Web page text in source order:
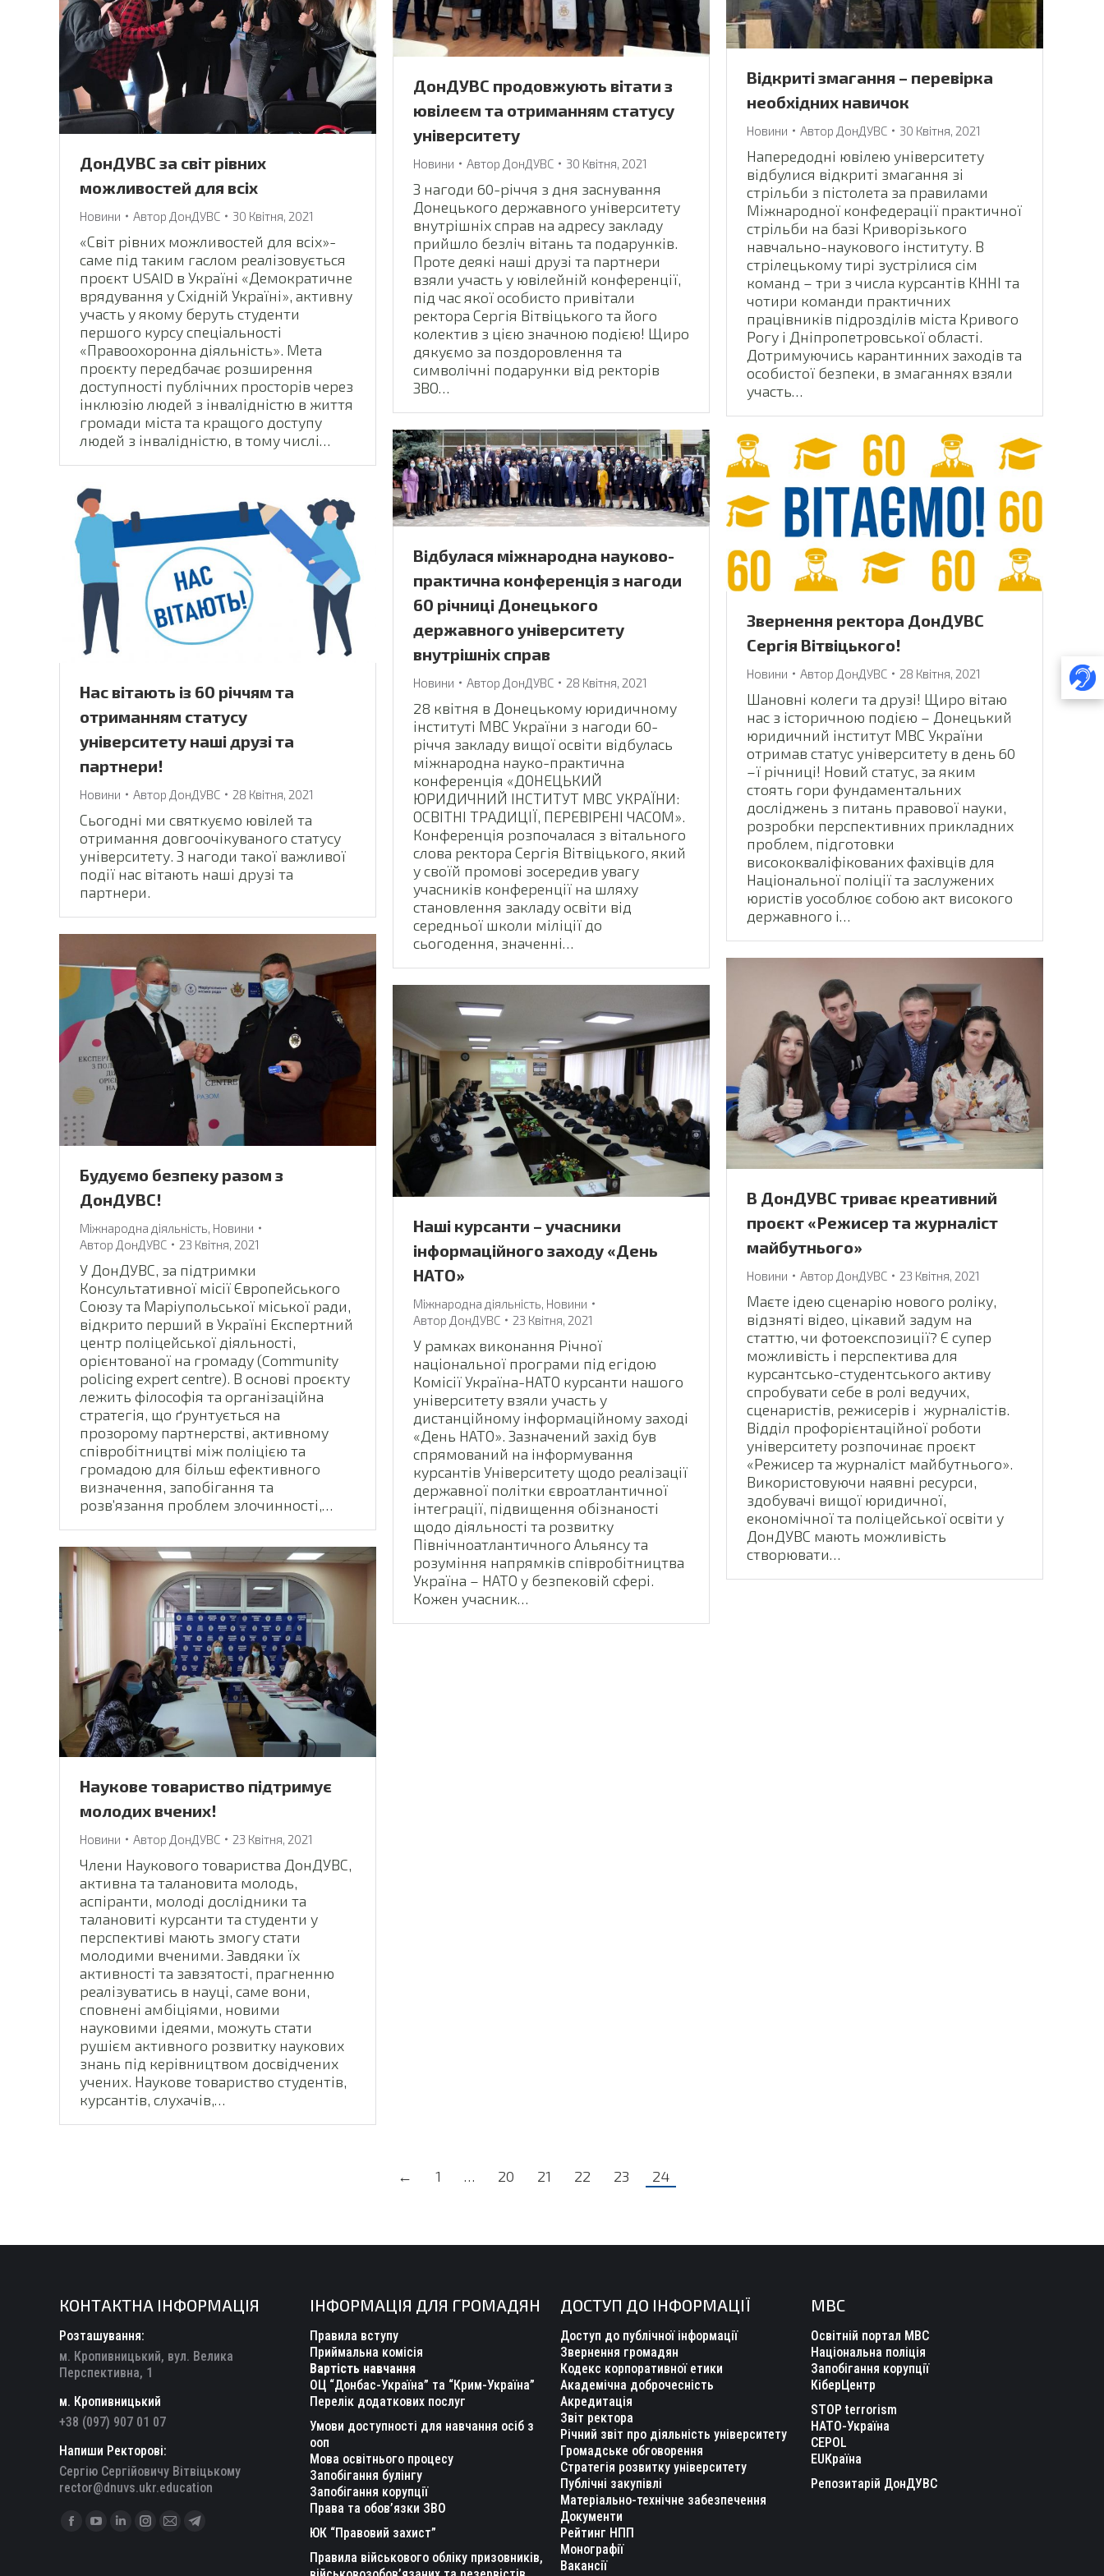
ДонДУВС за світ рівних
можливостей для всіх
Новини Автор ДонДУВС 30 Квітня, 2021
«Світ рівних можливостей для всіх»-
саме під таким гаслом реалізовується
проєкт USAID в Україні «Демократичне
врядування у Східній Україні», активну
участь у якому беруть студенти
першого курсу спеціальності
«Правоохоронна діяльність». Мета
проєкту передбачає розширення
доступності публічних просторів через
інклюзію людей з інвалідністю в життя
громади міста та кращого доступу
людей з інвалідністю, в тому числі…
ДонДУВС продовжують вітати з
ювілеєм та отриманням статусу
університету
Новини Автор ДонДУВС 30 Квітня, 2021
З нагоди 60-річчя з дня заснування
Донецького державного університету
внутрішніх справ на адресу закладу
прийшло безліч вітань та подарунків.
Проте деякі наші друзі та партнери
взяли участь у ювілейній конференції,
під час якої особисто привітали
ректора Сергія Вітвіцького та його
колектив з цією значною подією! Щиро
дякуємо за поздоровлення та
символічні подарунки від ректорів
ЗВО…
Відкриті змагання – перевірка
необхідних навичок
Новини Автор ДонДУВС 30 Квітня, 2021
Напередодні ювілею університету
відбулися відкриті змагання зі
стрільби з пістолета за правилами
Міжнародної конфедерації практичної
стрільби на базі Криворізького
навчально-наукового інституту. В
стрілецькому тирі зустрілися сім
команд – три з числа курсантів КННІ та
чотири команди практичних
працівників підрозділів міста Кривого
Рогу і Дніпропетровської області.
Дотримуючись карантинних заходів та
особистої безпеки, в змаганнях взяли
участь…
Відбулася міжнародна науково-
практична конференція з нагоди
60 річниці Донецького
державного університету
внутрішніх справ
Новини Автор ДонДУВС 28 Квітня, 2021
28 квітня в Донецькому юридичному
інституті МВС України з нагоди 60-
річчя закладу вищої освіти відбулась
міжнародна науко-практична
конференція «ДОНЕЦЬКИЙ
ЮРИДИЧНИЙ ІНСТИТУТ МВС УКРАЇНИ:
ОСВІТНІ ТРАДИЦІЇ, ПЕРЕВІРЕНІ ЧАСОМ».
Конференція розпочалася з вітального
слова ректора Сергія Вітвіцького, який
у своїй промові зосередив увагу
учасників конференції на шляху
становлення закладу освіти від
середньої школи міліції до
сьогодення, значенні…
Звернення ректора ДонДУВС
Сергія Вітвіцького!
Новини Автор ДонДУВС 28 Квітня, 2021
Шановні колеги та друзі! Щиро вітаю
нас з історичною подією – Донецький
юридичний інститут МВС України
отримав статус університету в день 60
–ї річниці! Новий статус, за яким
стоять гори фундаментальних
досліджень з питань правової науки,
розробки перспективних прикладних
проблем, підготовки
висококваліфікованих фахівців для
Національної поліції та заслужених
юристів уособлює собою акт високого
державного і…
Нас вітають із 60 річчям та
отриманням статусу
університету наші друзі та
партнери!
Новини Автор ДонДУВС 28 Квітня, 2021
Сьогодні ми святкуємо ювілей та
отримання довгоочікуваного статусу
університету. З нагоди такої важливої
події нас вітають наші друзі та
партнери.
Будуємо безпеку разом з
ДонДУВС!
Міжнародна діяльність, Новини
Автор ДонДУВС 23 Квітня, 2021
У ДонДУВС, за підтримки
Консультативної місії Європейського
Союзу та Маріупольської міської ради,
відкрито перший в Україні Експертний
центр поліцейської діяльності,
орієнтованої на громаду (Community
policing expert centre). В основі проєкту
лежить філософія та організаційна
стратегія, що ґрунтується на
прозорому партнерстві, активному
співробітництві між поліцією та
громадою для більш ефективного
визначення, запобігання та
розв’язання проблем злочинності,…
В ДонДУВС триває креативний
проєкт «Режисер та журналіст
майбутнього»
Новини Автор ДонДУВС 23 Квітня, 2021
Маєте ідею сценарію нового роліку,
відзняті відео, цікавий задум на
статтю, чи фотоекспозиції? Є супер
можливість і перспектива для
курсантсько-студентського активу
спробувати себе в ролі ведучих,
сценаристів, режисерів і журналістів.
Відділ профорієнтаційної роботи
університету розпочинає проєкт
«Режисер та журналіст майбутнього».
Використовуючи наявні ресурси,
здобувачі вищої юридичної,
економічної та поліцейської освіти у
ДонДУВС мають можливість
створювати…
Наші курсанти – учасники
інформаційного заходу «День
НАТО»
Міжнародна діяльність, Новини
Автор ДонДУВС 23 Квітня, 2021
У рамках виконання Річної
національної програми під егідою
Комісії Україна-НАТО курсанти нашого
університету взяли участь у
дистанційному інформаційному заході
«День НАТО». Зазначений захід був
спрямований на інформування
курсантів Університету щодо реалізації
державної політки євроатлантичної
інтеграції, підвищення обізнаності
щодо діяльності та розвитку
Північноатлантичного Альянсу та
розуміння напрямків співробітництва
Україна – НАТО у безпековій сфері.
Кожен учасник…
Наукове товариство підтримує
молодих вчених!
Новини Автор ДонДУВС 23 Квітня, 2021
Члени Наукового товариства ДонДУВС,
активна та талановита молодь,
аспіранти, молоді дослідники та
талановиті курсанти та студенти у
перспективі мають змогу стати
молодими вченими. Завдяки їх
активності та завзятості, прагненню
реалізуватись в науці, саме вони,
сповнені амбіціями, новими
науковими ідеями, можуть стати
рушієм активного розвитку наукових
знань під керівництвом досвідчених
учених. Наукове товариство студентів,
курсантів, слухачів,…
← 1 … 20 21 22 23 24
КОНТАКТНА ІНФОРМАЦІЯ
Розташування:
м. Кропивницький, вул. Велика
Перспективна, 1
м. Кропивницький
+38 (097) 907 01 07
Напиши Ректорові:
Сергію Сергійовичу Вітвіцькому
rector@dnuvs.ukr.education
Find us on:
Facebook
YouTubeLinkedinInstagram
Mail
Telegram
ІНФОРМАЦІЯ ДЛЯ ГРОМАДЯН
Правила вступу
Приймальна комісія
Вартість навчання
ОЦ “Донбас-Україна” та “Крим-Україна”
Перелік додаткових послуг
Умови доступності для навчання осіб з
ооп
Мова освітнього процесу
Запобігання булінгу
Запобігання корупції
Права та обов’язки ЗВО
ЮК “Правовий захист”
Правила військового обліку призовників,
ДОСТУП ДО ІНФОРМАЦІЇ
Доступ до публічної інформації
Звернення громадян
Кодекс корпоративної етики
Академічна доброчесність
Акредитація
Звіт ректора
Річний звіт про діяльність університету
Громадське обговорення
Стратегія розвитку університету
Публічні закупівлі
Матеріально-технічне забезпечення
Документи
Рейтинг НПП
Монографії
Вакансії
МВС
Освітній портал МВС
Національна поліція
Запобігання корупції
КіберЦентр
STOP terrorism
НАТО-Україна
CEPOL
EUКраїна
Репозитарій ДонДУВС